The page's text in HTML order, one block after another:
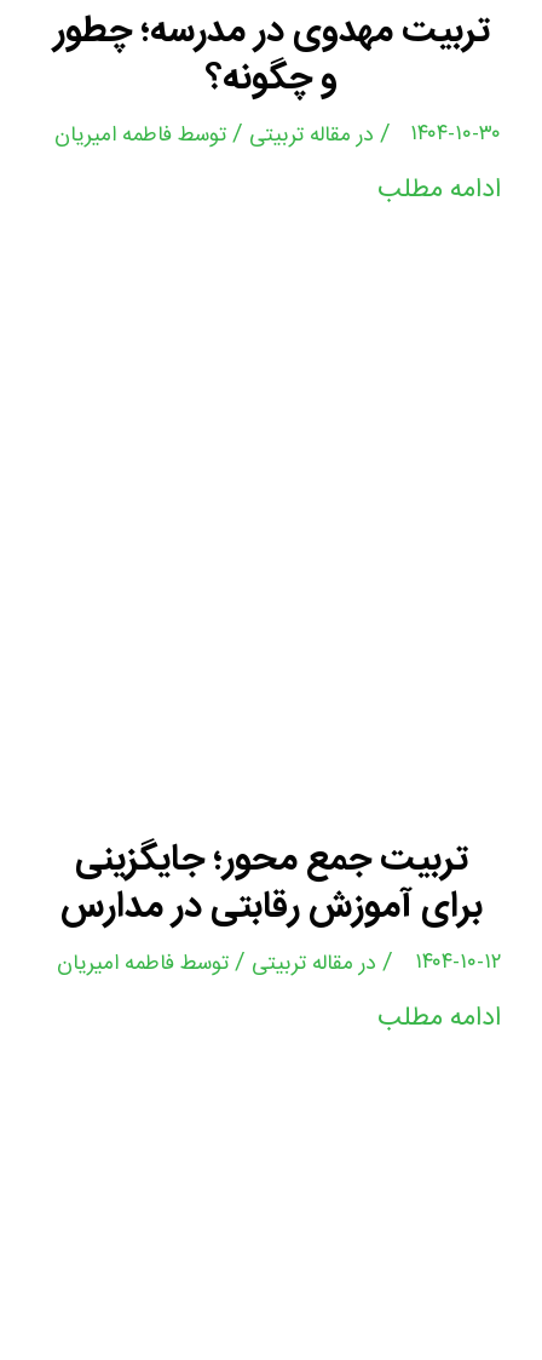
تربیت مهدوی در مدرسه؛ چطور
و چگونه؟
۱۴۰۴-۱۰-۳۰ / درمقاله تربیتی /توسطفاطمه امیریان
ادامه مطلب
تربیت جمع‌ محور؛ جایگزینی
برای آموزش رقابتی در مدارس
۱۴۰۴-۱۰-۱۲ / درمقاله تربیتی /توسطفاطمه امیریان
ادامه مطلب